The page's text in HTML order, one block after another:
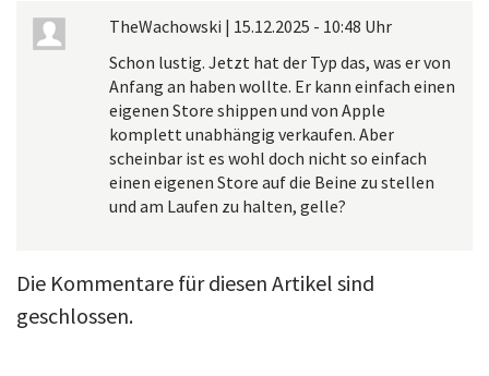
TheWachowski | 15.12.2025 - 10:48 Uhr
Schon lustig. Jetzt hat der Typ das, was er von
Anfang an haben wollte. Er kann einfach einen
eigenen Store shippen und von Apple
komplett unabhängig verkaufen. Aber
scheinbar ist es wohl doch nicht so einfach
einen eigenen Store auf die Beine zu stellen
und am Laufen zu halten, gelle?
Die Kommentare für diesen Artikel sind
geschlossen.